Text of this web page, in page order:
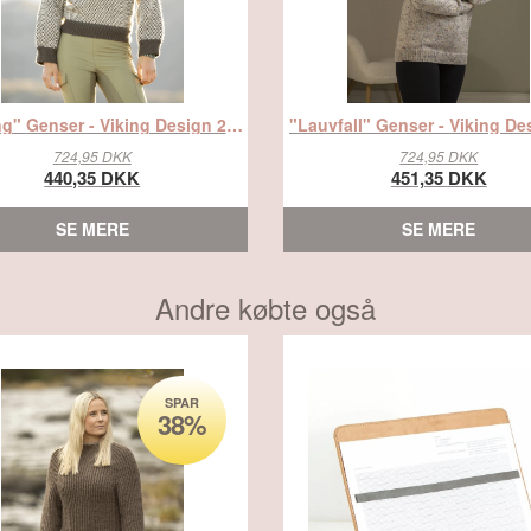
"Himling" Genser - Viking Design 2524-5 Kit - XS-XXXL - Viking Eco Highland Wool, fra Viking
724,95 DKK
440,35 DKK
SE MERE
724,95 DKK
451,35 DKK
SE MERE
Andre købte også
SPAR
38%